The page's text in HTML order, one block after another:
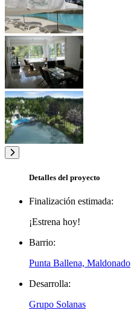
Detalles del proyecto
Finalización estimada:
¡Estrena hoy!
Barrio:
Punta Ballena, Maldonado
Desarrolla:
Grupo Solanas